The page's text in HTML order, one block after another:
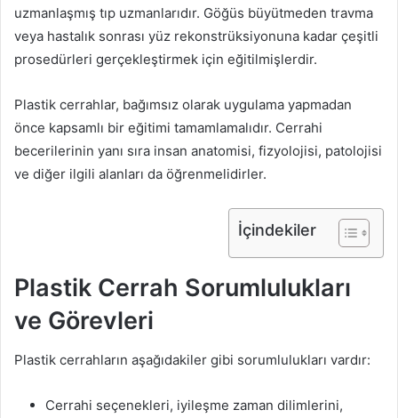
uzmanlaşmış tıp uzmanlarıdır. Göğüs büyütmeden travma
veya hastalık sonrası yüz rekonstrüksiyonuna kadar çeşitli
prosedürleri gerçekleştirmek için eğitilmişlerdir.
Plastik cerrahlar, bağımsız olarak uygulama yapmadan
önce kapsamlı bir eğitimi tamamlamalıdır. Cerrahi
becerilerinin yanı sıra insan anatomisi, fizyolojisi, patolojisi
ve diğer ilgili alanları da öğrenmelidirler.
İçindekiler
Plastik Cerrah Sorumlulukları
ve Görevleri
Plastik cerrahların aşağıdakiler gibi sorumlulukları vardır:
Cerrahi seçenekleri, iyileşme zaman dilimlerini,